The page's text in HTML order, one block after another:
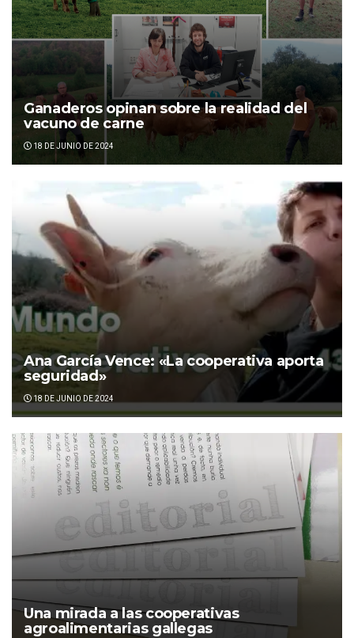
Ganaderos opinan sobre la realidad del
vacuno de carne
18 DE JUNIO DE 2024
Ana García Vence: «La cooperativa aporta
seguridad»
18 DE JUNIO DE 2024
Una mirada a las cooperativas
agroalimentarias gallegas